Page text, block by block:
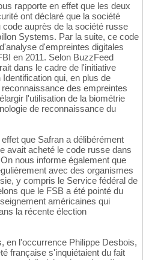
rapporte en effet que les deux
ont déclaré que la société
auprès de la société russe
Systems. Par la suite, ce code
d'empreintes digitales
en 2011. Selon BuzzFeed
dans le cadre de l'initiative
qui, en plus de
des empreintes
l'utilisation de la biométrie
de reconnaissance du
que Safran a délibérément
avait acheté le code russe dans
nous informe également que
avec des organismes
y compris le Service fédéral de
que le FSB a été pointé du
américaines qui
la récente élection
en l'occurrence Philippe Desbois,
française s'inquiétaient du fait